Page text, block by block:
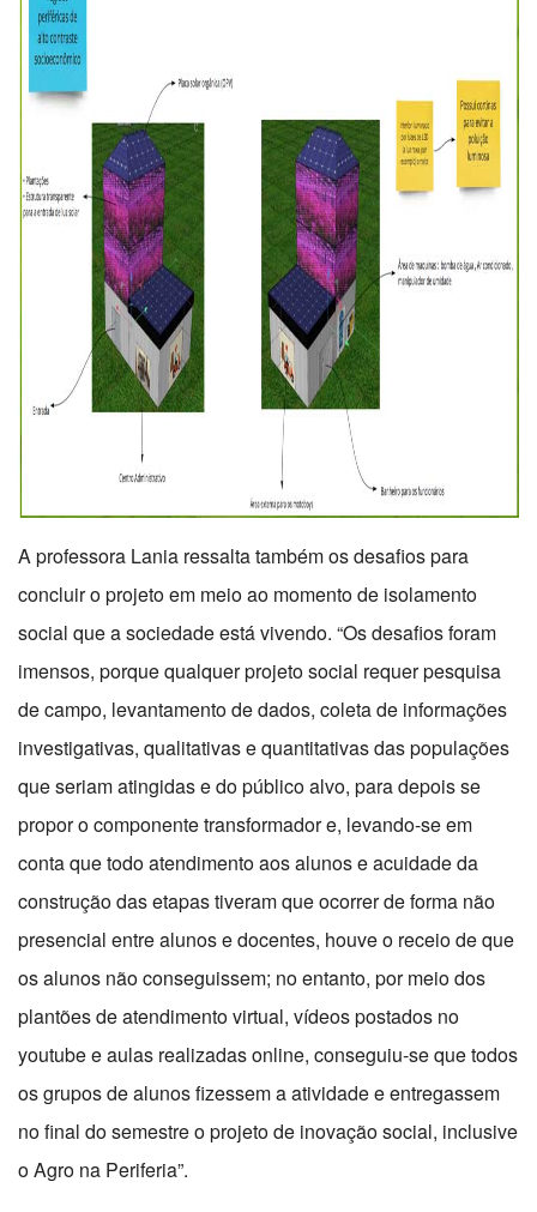
A professora Lania ressalta também os desafios para
concluir o projeto em meio ao momento de isolamento
social que a sociedade está vivendo. “Os desafios foram
imensos, porque qualquer projeto social requer pesquisa
de campo, levantamento de dados, coleta de informações
investigativas, qualitativas e quantitativas das populações
que seriam atingidas e do público alvo, para depois se
propor o componente transformador e, levando-se em
conta que todo atendimento aos alunos e acuidade da
construção das etapas tiveram que ocorrer de forma não
presencial entre alunos e docentes, houve o receio de que
os alunos não conseguissem; no entanto, por meio dos
plantões de atendimento virtual, vídeos postados no
youtube e aulas realizadas online, conseguiu-se que todos
os grupos de alunos fizessem a atividade e entregassem
no final do semestre o projeto de inovação social, inclusive
o Agro na Periferia”.